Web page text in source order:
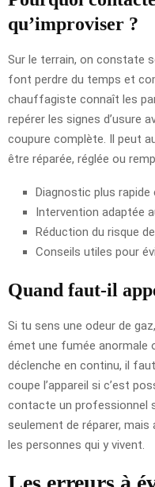
qu’improviser ?
Sur le terrain, on constate
font perdre du temps et
chauffagiste connaît les
repérer les signes d’usure
coupure complète. Il peut
être réparée, réglée ou
Diagnostic plus rapide
Intervention adaptée
Réduction du risque
Conseils utiles pour
Quand faut-il
Si tu sens une odeur de
émet une fumée anormale
déclenche en continu, il
coupe l’appareil si c’est
contacte un professionnel
seulement de réparer,
les personnes qui y vivent.